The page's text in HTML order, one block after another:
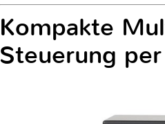
Kompakte
Steuerung